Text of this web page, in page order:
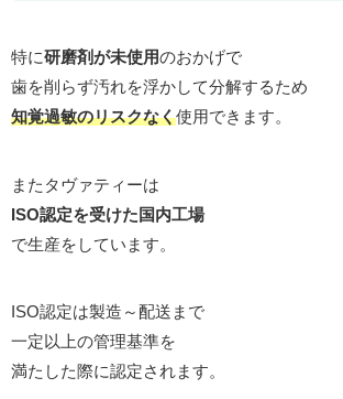
特に研磨剤が未使用のおかげで
歯を削らず汚れを浮かして分解するため
知覚過敏のリスクなく使用できます。
またタヴァティーは
ISO認定を受けた国内工場
で生産をしています。
ISO認定は製造～配送まで
一定以上の管理基準を
満たした際に認定されます。